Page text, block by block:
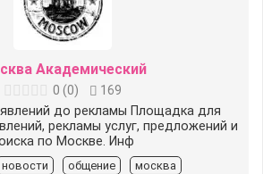
Академический
0 (0)
169
до рекламы Площадка для
рекламы услуг, предложений и
по Москве. Инф
новости общение москва